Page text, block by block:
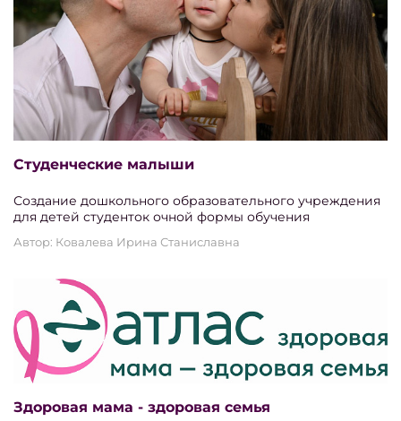
Студенческие малыши
Создание дошкольного образовательного учреждения
для детей студенток очной формы обучения
Автор: Ковалева Ирина Станиславна
Здоровая мама - здоровая семья